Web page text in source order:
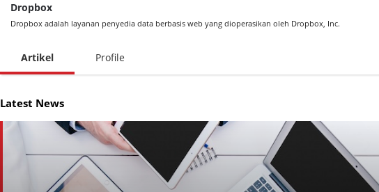
Dropbox
Dropbox adalah layanan penyedia data berbasis web yang dioperasikan oleh Dropbox, Inc.
Artikel Profile
Latest News